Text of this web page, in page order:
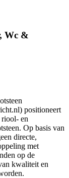
Wc &
positioneert
en
Op basis van
directe,
met
op de
kwaliteit en